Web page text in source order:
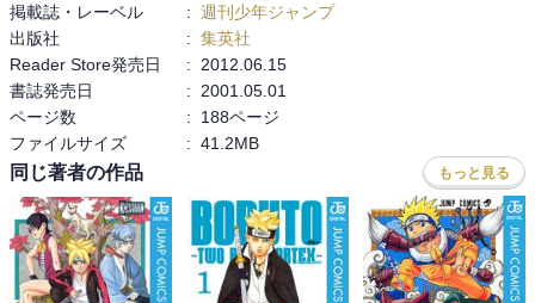
掲載誌・レーベル
: 週刊少年ジャンプ
出版社
: 集英社
Reader Store発売日
:
2012.06.15
書誌発売日
:
2001.05.01
ページ数
:
188ページ
ファイルサイズ
: 41.2MB
同じ著者の作品 もっと見る